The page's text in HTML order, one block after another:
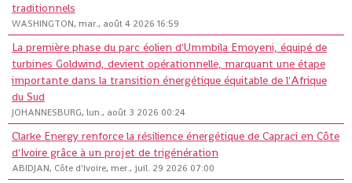
traditionnels
WASHINGTON, mar., août 4 2026 16:59
La première phase du parc éolien d'Ummbila Emoyeni, équipé de
turbines Goldwind, devient opérationnelle, marquant une étape
importante dans la transition énergétique équitable de l'Afrique
du Sud
JOHANNESBURG, lun., août 3 2026 00:24
Clarke Energy renforce la résilience énergétique de Capraci en Côte
d'Ivoire grâce à un projet de trigénération
ABIDJAN, Côte d'Ivoire, mer., juil. 29 2026 07:00